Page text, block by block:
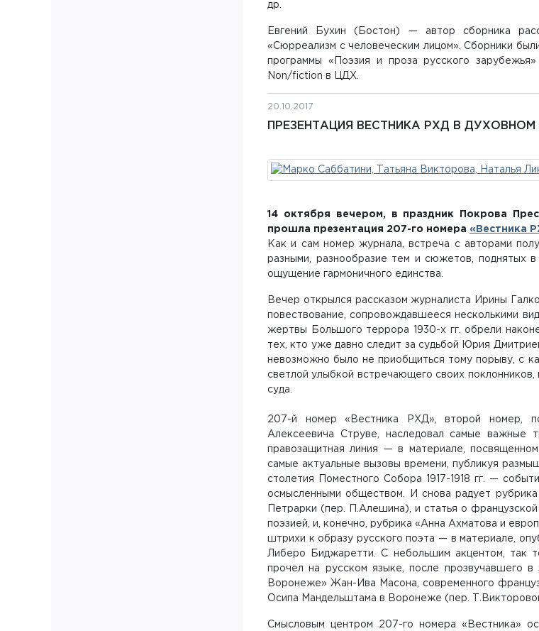
др.
Евгений Бухин (Бостон) — автор сборника
«Сюрреализм с человеческим лицом». Сборники
программы «Поэзия и проза русского
Non/fiction в ЦДХ.
20.10.2017
ПРЕЗЕНТАЦИЯ ВЕСТНИКА РХД В
14 октября вечером, в праздник Покрова
прошла презентация 207-го номера «Вестника
Как и сам номер журнала, встреча с авторами
разными, разнообразие тем и сюжетов, поднятых
ощущение гармоничного единства.
Вечер открылся рассказом журналиста Ирины
повествование, сопровождавшееся несколькими
жертвы Большого террора 1930-х гг. обрели
тех, кто уже давно следит за судьбой Юрия
невозможно было не приобщиться тому порыву, с
светлой улыбкой встречающего своих
суда.
207-й номер «Вестника РХД», второй номер,
Алексеевича Струве, наследовал самые важные
правозащитная линия — в материале,
самые актуальные вызовы времени, публикуя
столетия Поместного Собора 1917-1918 гг. —
осмысленными обществом. И снова радует
Петрарки (пер. П.Алешина), и статья о
поэзией, и, конечно, рубрика «Анна Ахматова и
штрихи к образу русского поэта — в материале,
Либеро Биджаретти. С небольшим акцентом, так
прочел на русском языке, после прозвучавшего в
Воронеже» Жан-Ива Масона, современного
Осипа Мандельштама в Воронеже (пер.
Смысловым центром 207-го номера «Вестника»